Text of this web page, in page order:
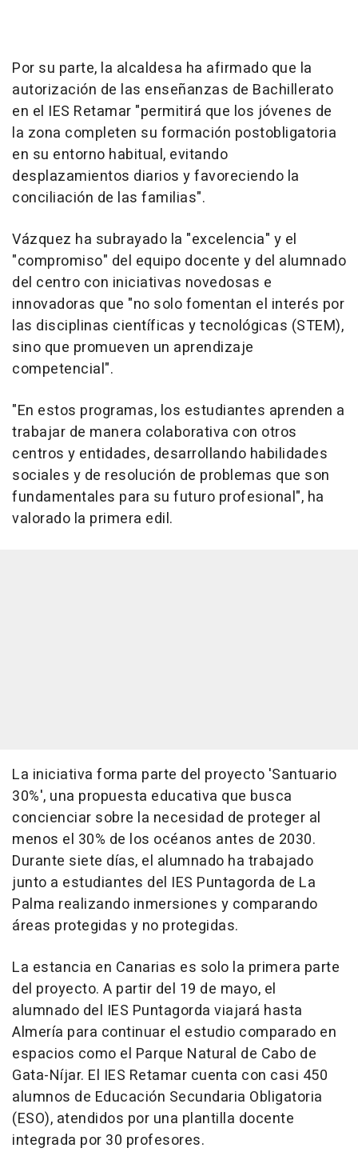
Por su parte, la alcaldesa ha afirmado que la
autorización de las enseñanzas de Bachillerato
en el IES Retamar "permitirá que los jóvenes de
la zona completen su formación postobligatoria
en su entorno habitual, evitando
desplazamientos diarios y favoreciendo la
conciliación de las familias".
Vázquez ha subrayado la "excelencia" y el
"compromiso" del equipo docente y del alumnado
del centro con iniciativas novedosas e
innovadoras que "no solo fomentan el interés por
las disciplinas científicas y tecnológicas (STEM),
sino que promueven un aprendizaje
competencial".
"En estos programas, los estudiantes aprenden a
trabajar de manera colaborativa con otros
centros y entidades, desarrollando habilidades
sociales y de resolución de problemas que son
fundamentales para su futuro profesional", ha
valorado la primera edil.
La iniciativa forma parte del proyecto 'Santuario
30%', una propuesta educativa que busca
concienciar sobre la necesidad de proteger al
menos el 30% de los océanos antes de 2030.
Durante siete días, el alumnado ha trabajado
junto a estudiantes del IES Puntagorda de La
Palma realizando inmersiones y comparando
áreas protegidas y no protegidas.
La estancia en Canarias es solo la primera parte
del proyecto. A partir del 19 de mayo, el
alumnado del IES Puntagorda viajará hasta
Almería para continuar el estudio comparado en
espacios como el Parque Natural de Cabo de
Gata-Níjar. El IES Retamar cuenta con casi 450
alumnos de Educación Secundaria Obligatoria
(ESO), atendidos por una plantilla docente
integrada por 30 profesores.